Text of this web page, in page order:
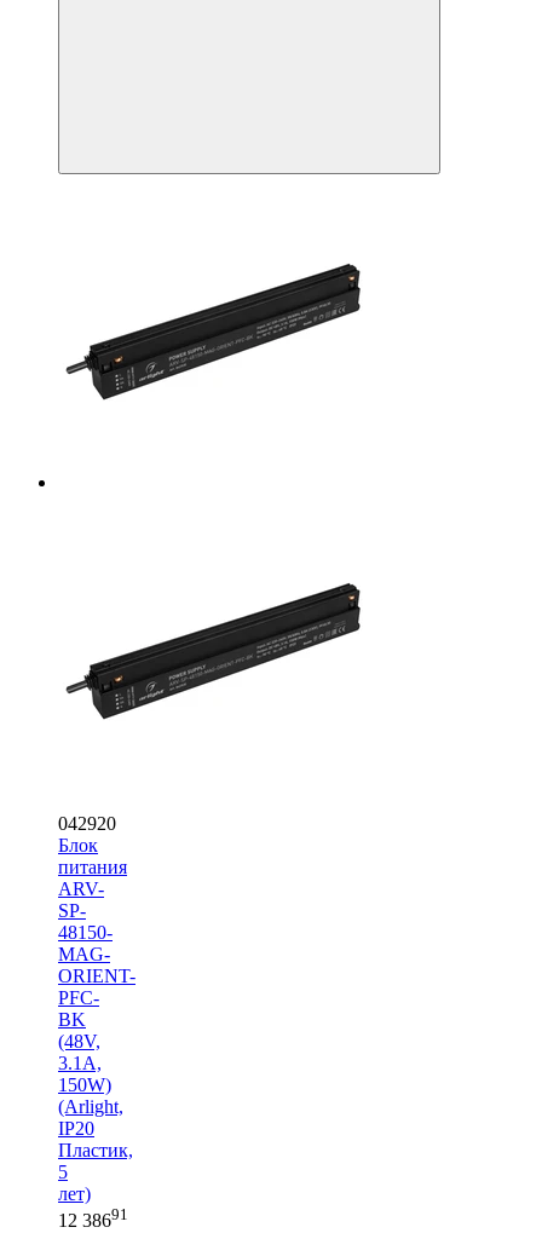
042920
Блок
питания
ARV-
SP-
48150-
MAG-
ORIENT-
PFC-
BK
(48V,
3.1A,
150W)
(Arlight,
IP20
Пластик,
5
лет)
12 38691